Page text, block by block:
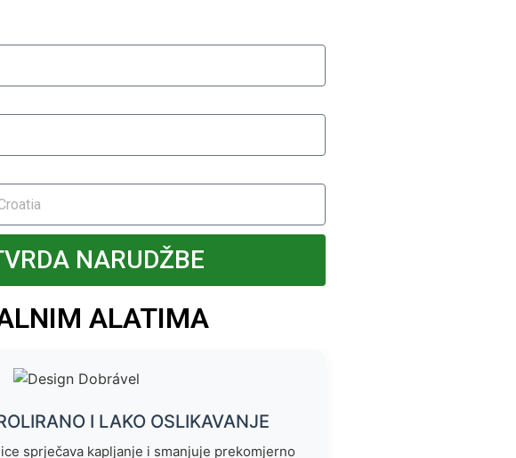
NARUDŽBE
ALATIMA
I LAKO OSLIKAVANJE
sprječava kapljanje i smanjuje prekomjerno